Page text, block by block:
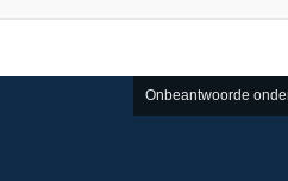
Onbeantwoorde